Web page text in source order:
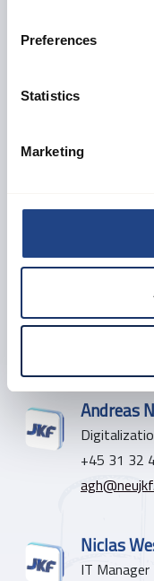
Preferences
Statistics
Marketing
Technical
Parle
Andreas
+45 31 32
Niclas
IT Manager